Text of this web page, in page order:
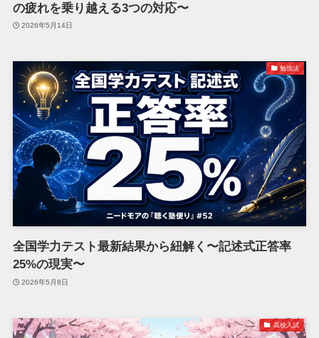
の疲れを乗り越える3つの対応〜
2026年5月14日
勉強法
全国学力テスト最新結果から紐解く〜記述式正答率
25%の現実〜
2026年5月8日
高校入試